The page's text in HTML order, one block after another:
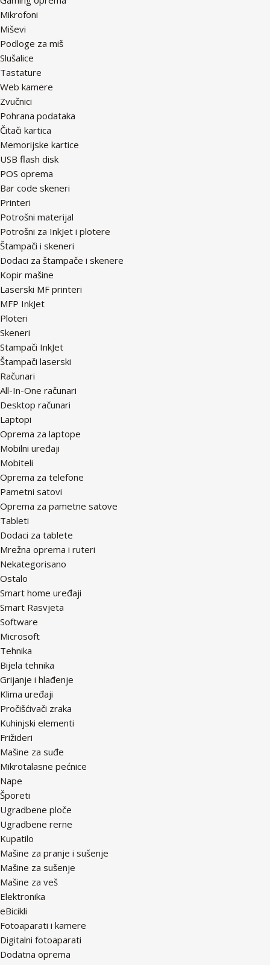
Mikrofoni
Miševi
Podloge za miš
Slušalice
Tastature
Web kamere
Zvučnici
Pohrana podataka
Čitači kartica
Memorijske kartice
USB flash disk
POS oprema
Bar code skeneri
Printeri
Potrošni materijal
Potrošni za InkJet i plotere
Štampači i skeneri
Dodaci za štampače i skenere
Kopir mašine
Laserski MF printeri
MFP InkJet
Ploteri
Skeneri
Stampači InkJet
Štampači laserski
Računari
All-In-One računari
Desktop računari
Laptopi
Oprema za laptope
Mobilni uređaji
Mobiteli
Oprema za telefone
Pametni satovi
Oprema za pametne satove
Tableti
Dodaci za tablete
Mrežna oprema i ruteri
Nekategorisano
Ostalo
Smart home uređaji
Smart Rasvjeta
Software
Microsoft
Tehnika
Bijela tehnika
Grijanje i hlađenje
Klima uređaji
Pročišćivači zraka
Kuhinjski elementi
Frižideri
Mašine za suđe
Mikrotalasne pećnice
Nape
Šporeti
Ugradbene ploče
Ugradbene rerne
Kupatilo
Mašine za pranje i sušenje
Mašine za sušenje
Mašine za veš
Elektronika
eBicikli
Fotoaparati i kamere
Digitalni fotoaparati
Dodatna oprema